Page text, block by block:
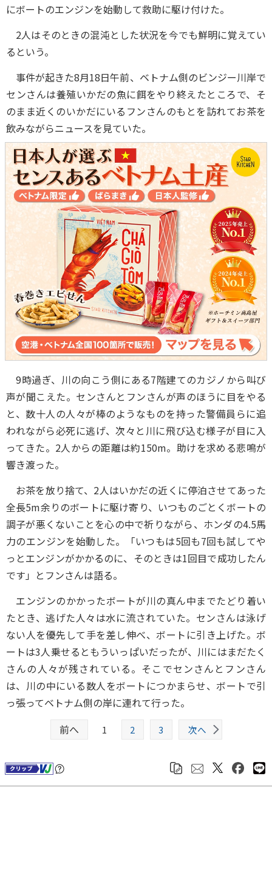
にボートのエンジンを始動して救助に駆け付けた。
2人はそのときの混沌とした状況を今でも鮮明に覚えてい
るという。
事件が起きた8月18日午前、ベトナム側のビンジー川岸で
センさんは養殖いかだの魚に餌をやり終えたところで、そ
のまま近くのいかだにいるフンさんのもとを訪れてお茶を
飲みながらニュースを見ていた。
9時過ぎ、川の向こう側にある7階建てのカジノから叫び
声が聞こえた。センさんとフンさんが声のほうに目をやる
と、数十人の人々が棒のようなものを持った警備員らに追
われながら必死に逃げ、次々と川に飛び込む様子が目に入
ってきた。2人からの距離は約150m。助けを求める悲鳴が
響き渡った。
お茶を放り捨て、2人はいかだの近くに停泊させてあった
全長5m余りのボートに駆け寄り、いつものごとくボートの
調子が悪くないことを心の中で祈りながら、ホンダの4.5馬
力のエンジンを始動した。「いつもは5回も7回も試してや
っとエンジンがかかるのに、そのときは1回目で成功したん
です」とフンさんは語る。
エンジンのかかったボートが川の真ん中までたどり着い
たとき、逃げた人々は水に流されていた。センさんは泳げ
ない人を優先して手を差し伸べ、ボートに引き上げた。ボ
ートは3人乗せるともういっぱいだったが、川にはまだたく
さんの人々が残されている。そこでセンさんとフンさん
は、川の中にいる数人をボートにつかまらせ、ボートで引
っ張ってベトナム側の岸に連れて行った。
前へ
1 2 3 次へ